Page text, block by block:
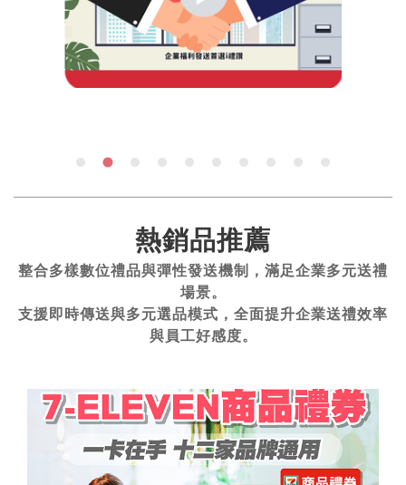
熱銷品推薦
整合多樣數位禮品與彈性發送機制，滿足企業多元送禮
場景。
支援即時傳送與多元選品模式，全面提升企業送禮效率
與員工好感度。